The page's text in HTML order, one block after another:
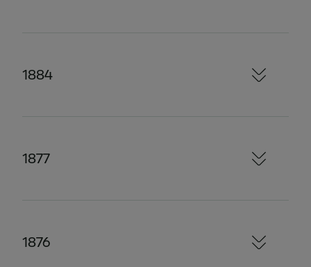
1884
1877
1876